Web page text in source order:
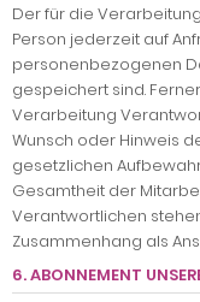
Der für die
Person jederzeit auf
personenbezogenen
gespeichert sind.
Verarbeitung
Wunsch oder Hinweis
gesetzlichen
Gesamtheit der
Verantwortlichen
Zusammenhang als
6. ABONNEMENT